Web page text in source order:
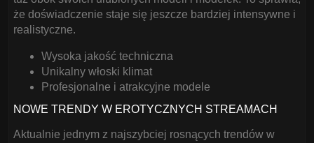
że doświadczenie staje się jeszcze bardziej intensywne i
realistyczne.
Wysoka jakość techniczna
Unikalny włoski klimat
Profesjonalne i atrakcyjne modele
NOWE TRENDY W EROTYCZNYCH STREAMACH
Aktualnie jednym z najszybciej rosnących trendów w